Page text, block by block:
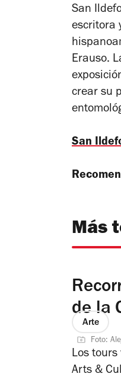
San
escritora
Erauso.
crear su
San
Más
de la
Arte
Foto:
Los
Arts &